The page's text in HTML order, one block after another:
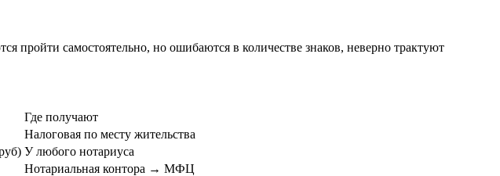
самостоятельно, но ошибаются в количестве знаков, неверно трактуют
Где получают
Налоговая по месту жительства
У любого нотариуса
Нотариальная контора → МФЦ